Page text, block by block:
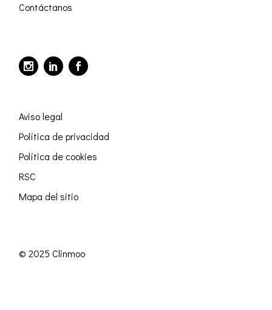
Contáctanos
Aviso legal
Política de privacidad
Política de cookies
RSC
Mapa del sitio
© 2025 Clinmoo